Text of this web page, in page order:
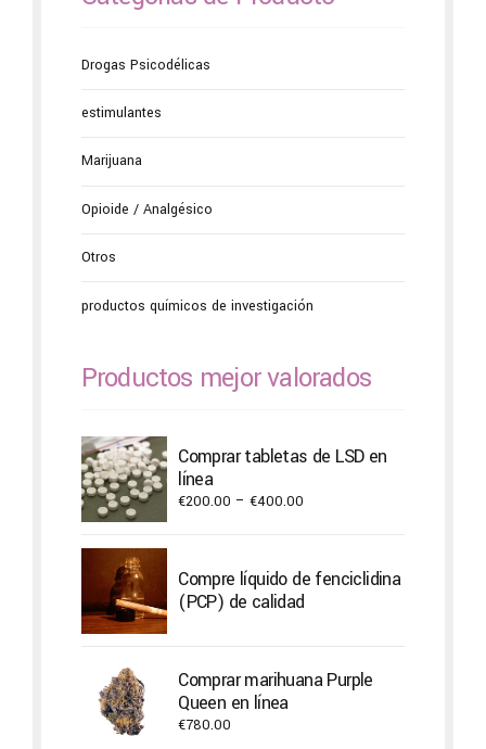
Drogas Psicodélicas
estimulantes
Marijuana
Opioide / Analgésico
Otros
productos químicos de investigación
Productos mejor valorados
Comprar tabletas de LSD en
línea
€200.00 – €400.00
through
€400.00
Compre líquido de fenciclidina
(PCP) de calidad
Comprar marihuana Purple
Queen en línea
€780.00